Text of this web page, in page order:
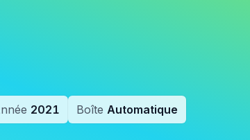
2021 Boîte Automatique